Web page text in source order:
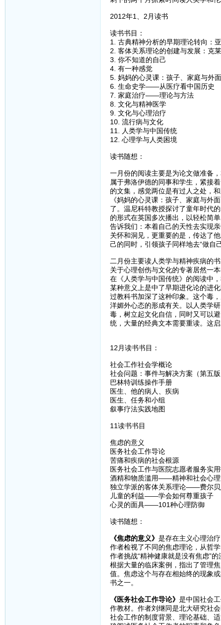
2012年1、2月读书
读书书目：
1. 古典精神分析的早期理论转向：
2. 客体关系理论的创建与发展：克
3. 你不知道的自己
4. 有一种感觉
5. 妈妈的心灵课：孩子、家庭与外
6. 生命史学——从医疗看中国历史
7. 家庭治疗——理论与方法
8. 文化与精神医学
9. 文化与心理治疗
10. 流行病与文化
11. 人类学与中国传统
12. 心理学与人类困境
读书随想：
一月份的阅读主要是为论文做准备
属于弗洛伊德的同事和学生，紧接
的文集，感觉两位是有过人之处，
《妈妈的心灵课：孩子、家庭与外
了。温尼科特教授探讨了童年时代
的形式在英国多次播出，以轻松简
告诉我们：本着自己的天性去实现
关怀和洞见，更重要的是，传达了
己的同时，引领孩子同样地去“做自
二月份主要读人类学与精神疾病的
关于心理创伤与文化的专著居然一
在《人类学与中国传统》的阅读中
某种意义上是中了早期进化论的进
过教科书加深了这种印象。这个毒
洋媚外心态的形成有关。以人类学
毒，树立起文化自信，同时又可以
统，大量的经典文本需要重读。这
12月读书书目：
社会工作社会学概论
社会问题：事件与解决方案（第五
巴林特训练操作手册
医生、他的病人、疾病
医生、任务和小组
叙事疗法实践地图
11读书书目
焦虑的意义
医务社会工作导论
苦痛和疾病的社会根源
医务社会工作与医院志愿者服务实
酒精和物质滥用——精神和社会心理
独立学派的客体关系理论——费尔贝
儿童的利益——学会如何尊重孩子
心灵的面具——101种心理防御
读书随想：
《焦虑的意义》 是存在主义心理治
作者检视了不同的焦虑理论，从哲
作者挑战“精神健康就是没有焦虑”
根据大量的临床案例，指出了管理
值。焦虑这个与存在相始终的现象
书之一。
《医务社会工作导论》 是中国社会
作教材。作者刘继同是北大研究社
社会工作的制度背景、理论基础、